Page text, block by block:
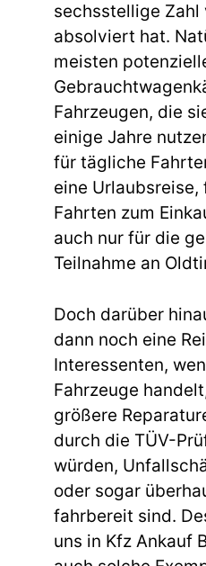
sechsstellige Zahl
absolviert hat.
meisten
Fahrzeugen, die
einige Jahre
für tägliche
eine
Fahrten zum
auch nur für die
Teilnahme an
Doch darüber
dann noch eine
Interessenten,
Fahrzeuge
größere
durch die TÜV-
würden,
oder sogar
fahrbereit sind.
uns in Kfz Ankauf